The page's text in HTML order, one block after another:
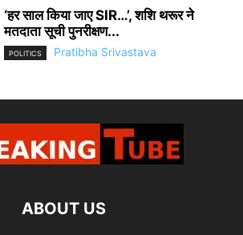
‘हर साल किया जाए SIR…’, शशि थरूर ने
मतदाता सूची पुनरीक्षण...
POLITICS Pratibha Srivastava
ABOUT US